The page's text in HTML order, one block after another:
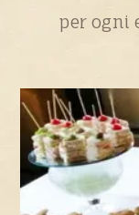
per ogni